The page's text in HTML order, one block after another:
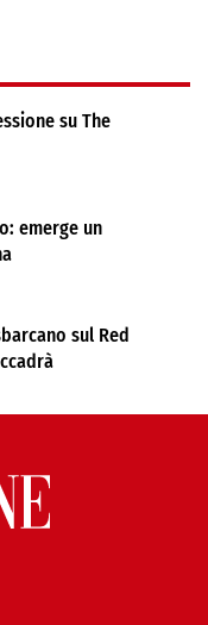
su The
emerge un
sul Red